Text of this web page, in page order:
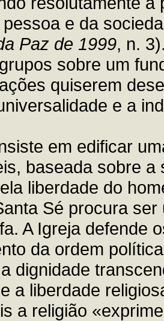
e da
Paz de 1999, n.
sobre um
quiserem
e a
em edificar
baseada sobre
liberdade do
Sé procura
A Igreja defende
da ordem
dignidade
a liberdade
a religião